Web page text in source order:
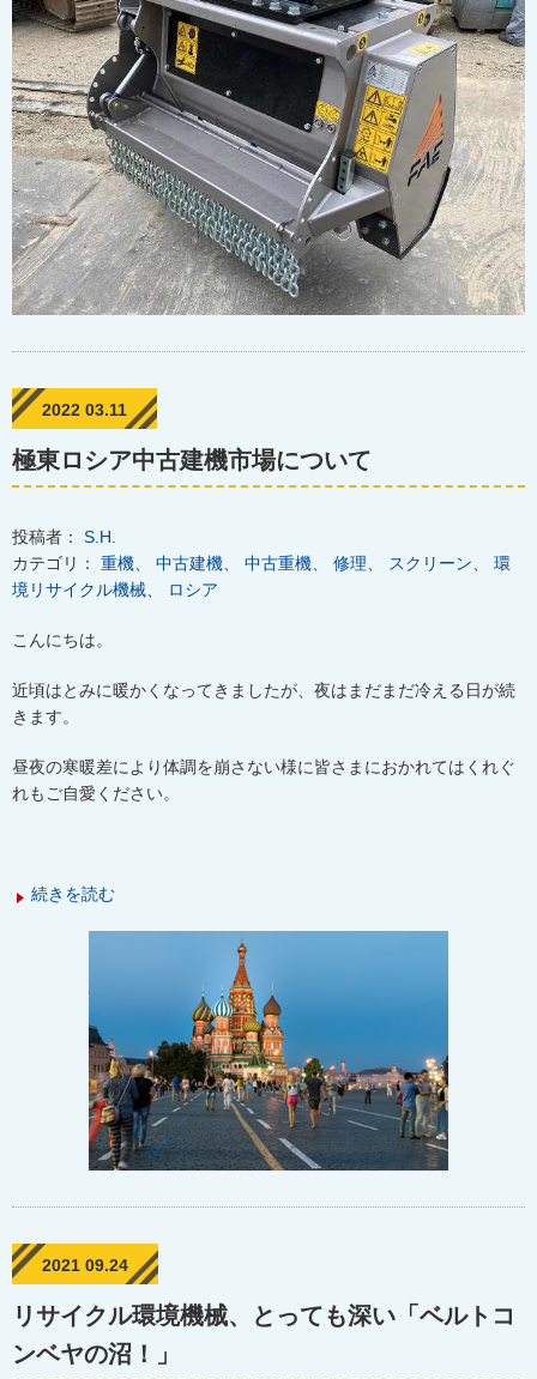
2022 03.11
極東ロシア中古建機市場について
投稿者： S.H.
カテゴリ： 重機、 中古建機、 中古重機、 修理、 スクリーン、 環
境リサイクル機械、 ロシア
こんにちは。
近頃はとみに暖かくなってきましたが、夜はまだまだ冷える日が続
きます。
昼夜の寒暖差により体調を崩さない様に皆さまにおかれてはくれぐ
れもご自愛ください。
続きを読む
2021 09.24
リサイクル環境機械、とっても深い「ベルトコ
ンベヤの沼！」